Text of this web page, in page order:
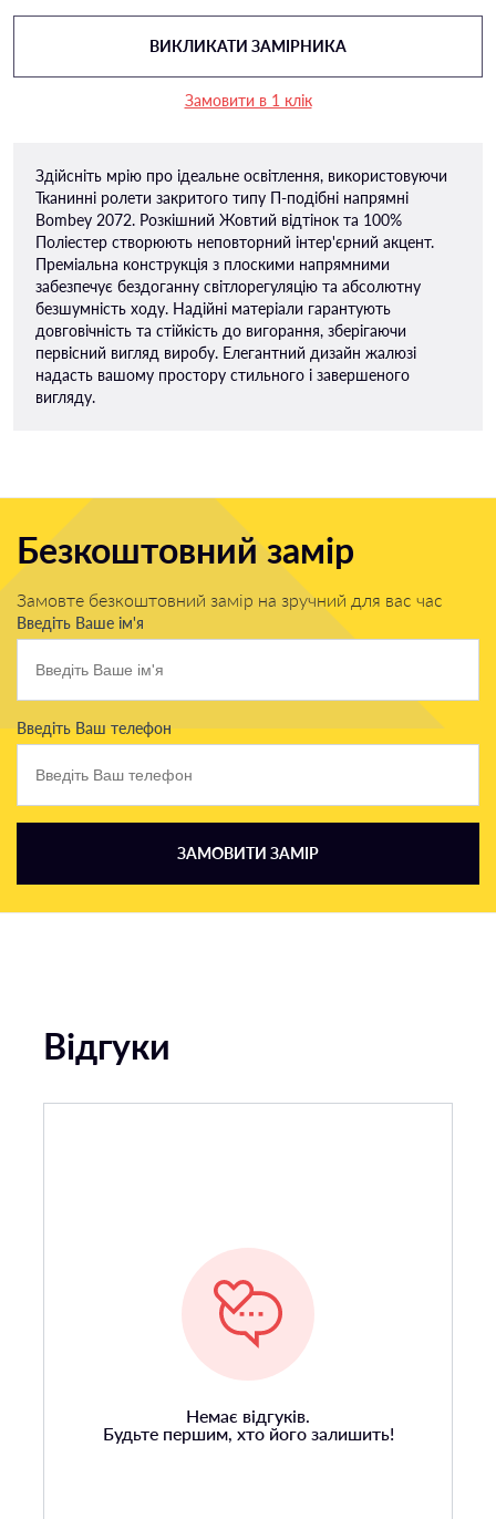
ВИКЛИКАТИ ЗАМІРНИКА
Замовити в 1 клік
Здійсніть мрію про ідеальне освітлення, використовуючи
Тканинні ролети закритого типу П-подiбні напрямні
Bombey 2072. Розкішний Жовтий відтінок та 100%
Поліестер створюють неповторний інтер'єрний акцент.
Преміальна конструкція з плоскими напрямними
забезпечує бездоганну світлорегуляцію та абсолютну
безшумність ходу. Надійні матеріали гарантують
довговічність та стійкість до вигорання, зберігаючи
первісний вигляд виробу. Елегантний дизайн жалюзі
надасть вашому простору стильного і завершеного
вигляду.
Безкоштовний замір
Замовте безкоштовний замір на зручний для вас час
Введіть Ваше ім'я
Введіть Ваш телефон
ЗАМОВИТИ ЗАМІР
Відгуки
Немає відгуків.
Будьте першим, хто його залишить!